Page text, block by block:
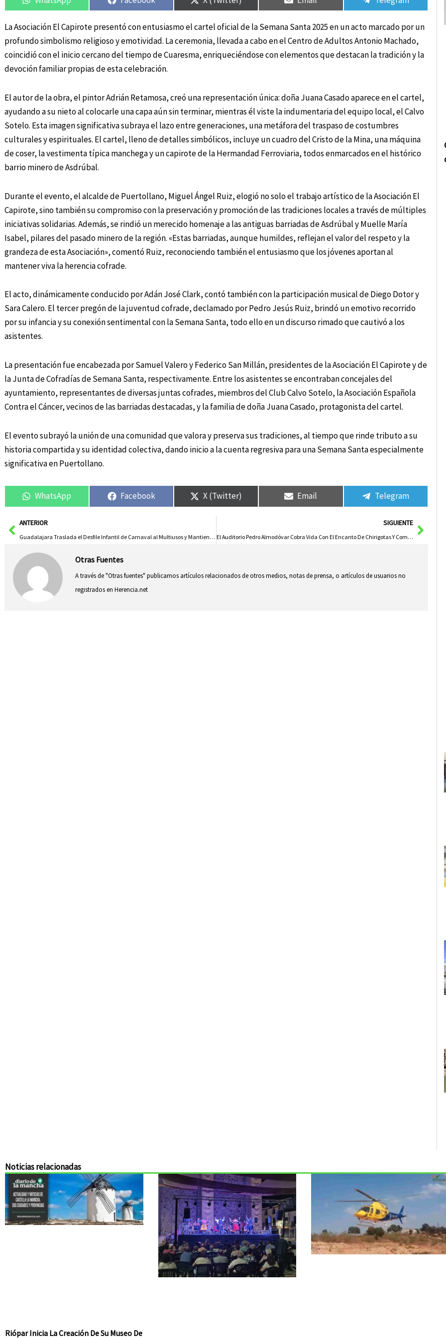
La Asociación El Capirote presentó con entusiasmo el cartel oficial de la Semana Santa 2025 en un acto marcado por un
profundo simbolismo religioso y emotividad. La ceremonia, llevada a cabo en el Centro de Adultos Antonio Machado,
coincidió con el inicio cercano del tiempo de Cuaresma, enriqueciéndose con elementos que destacan la tradición y la
devoción familiar propias de esta celebración.
El autor de la obra, el pintor Adrián Retamosa, creó una representación única: doña Juana Casado aparece en el cartel,
ayudando a su nieto al colocarle una capa aún sin terminar, mientras él viste la indumentaria del equipo local, el Calvo
Sotelo. Esta imagen significativa subraya el lazo entre generaciones, una metáfora del traspaso de costumbres
culturales y espirituales. El cartel, lleno de detalles simbólicos, incluye un cuadro del Cristo de la Mina, una máquina
de coser, la vestimenta típica manchega y un capirote de la Hermandad Ferroviaria, todos enmarcados en el histórico
barrio minero de Asdrúbal.
Durante el evento, el alcalde de Puertollano, Miguel Ángel Ruiz, elogió no solo el trabajo artístico de la Asociación El
Capirote, sino también su compromiso con la preservación y promoción de las tradiciones locales a través de múltiples
iniciativas solidarias. Además, se rindió un merecido homenaje a las antiguas barriadas de Asdrúbal y Muelle María
Isabel, pilares del pasado minero de la región. «Estas barriadas, aunque humildes, reflejan el valor del respeto y la
grandeza de esta Asociación», comentó Ruiz, reconociendo también el entusiasmo que los jóvenes aportan al
mantener viva la herencia cofrade.
El acto, dinámicamente conducido por Adán José Clark, contó también con la participación musical de Diego Dotor y
Sara Calero. El tercer pregón de la juventud cofrade, declamado por Pedro Jesús Ruiz, brindó un emotivo recorrido
por su infancia y su conexión sentimental con la Semana Santa, todo ello en un discurso rimado que cautivó a los
asistentes.
La presentación fue encabezada por Samuel Valero y Federico San Millán, presidentes de la Asociación El Capirote y de
la Junta de Cofradías de Semana Santa, respectivamente. Entre los asistentes se encontraban concejales del
ayuntamiento, representantes de diversas juntas cofrades, miembros del Club Calvo Sotelo, la Asociación Española
Contra el Cáncer, vecinos de las barriadas destacadas, y la familia de doña Juana Casado, protagonista del cartel.
El evento subrayó la unión de una comunidad que valora y preserva sus tradiciones, al tiempo que rinde tributo a su
historia compartida y su identidad colectiva, dando inicio a la cuenta regresiva para una Semana Santa especialmente
significativa en Puertollano.
WhatsApp Facebook X (Twitter) Email Telegram
AntANTERIOR
Guadalajara Traslada el Desfile Infantil de Carnaval al Multiusos y Mantiene el de Adultos Esta Tarde
SIGUIENTE
El Auditorio Pedro Almodóvar Cobra Vida Con El Encanto De Chirigotas Y Comparsas
Otras Fuentes
A través de "Otras fuentes" publicamos artículos relacionados de otros medios, notas de prensa, o artículos de usuarios no
registrados en Herencia.net
Noticias relacionadas
Riópar Inicia La Creación De Su Museo De